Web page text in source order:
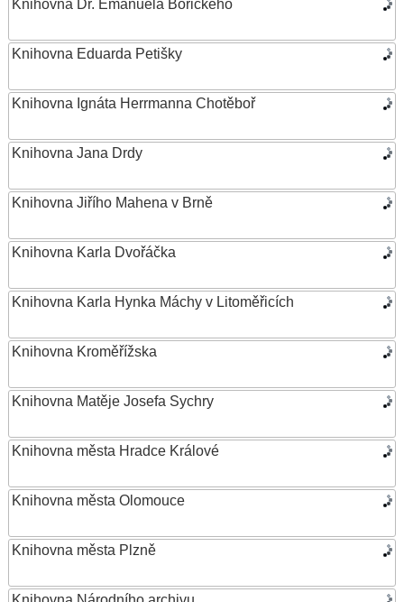
Knihovna Dr. Emanuela Bořického
Knihovna Eduarda Petišky
Knihovna Ignáta Herrmanna Chotěboř
Knihovna Jana Drdy
Knihovna Jiřího Mahena v Brně
Knihovna Karla Dvořáčka
Knihovna Karla Hynka Máchy v Litoměřicích
Knihovna Kroměřížska
Knihovna Matěje Josefa Sychry
Knihovna města Hradce Králové
Knihovna města Olomouce
Knihovna města Plzně